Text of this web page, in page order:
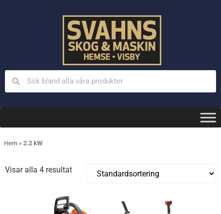
Hem » 2.2 kW
Visar alla 4 resultat